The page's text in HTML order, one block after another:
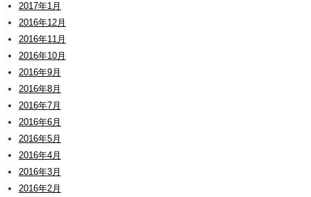
2017年1月
2016年12月
2016年11月
2016年10月
2016年9月
2016年8月
2016年7月
2016年6月
2016年5月
2016年4月
2016年3月
2016年2月